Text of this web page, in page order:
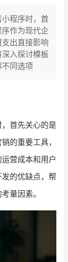
程序时，首
作为现代企
出直接影响
入探讨模板
同选项
，首先关心的是
的重要工具，
营成本和用户
的优缺点，帮
量因素。